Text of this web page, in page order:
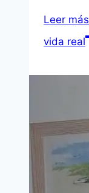
Leer más
vida real